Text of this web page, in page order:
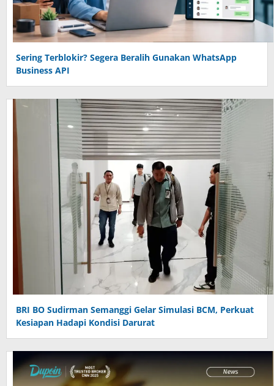
Sering Terblokir? Segera Beralih Gunakan WhatsApp
Business API
BRI BO Sudirman Semanggi Gelar Simulasi BCM, Perkuat
Kesiapan Hadapi Kondisi Darurat